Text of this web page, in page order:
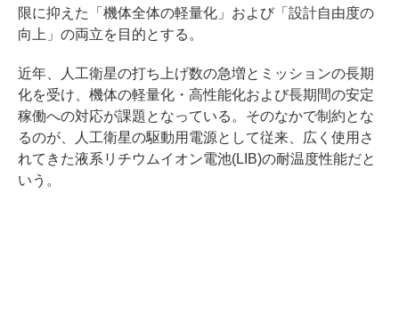
限に抑えた「機体全体の軽量化」および「設計自由度の
向上」の両立を目的とする。
近年、人工衛星の打ち上げ数の急増とミッションの長期
化を受け、機体の軽量化・高性能化および長期間の安定
稼働への対応が課題となっている。そのなかで制約とな
るのが、人工衛星の駆動用電源として従来、広く使用さ
れてきた液系リチウムイオン電池(LIB)の耐温度性能だと
いう。